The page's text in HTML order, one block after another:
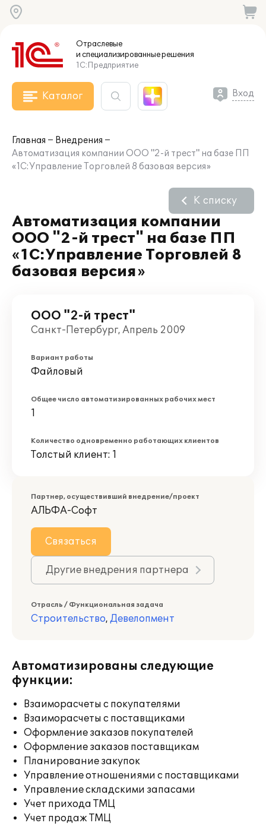
Отраслевые
и специализированныерешения
1С:Предприятие
Каталог Вход
Главная
Внедрения
Автоматизация компании ООО "2-й трест" на базе ПП
«1С:Управление Торговлей 8 базовая версия»
Автоматизация компании
ООО "2-й трест" на базе ПП
«1С:Управление Торговлей 8
базовая версия»
К списку
ООО "2-й трест"
Санкт-Петербург, Апрель 2009
Вариант работы
Файловый
Общее число автоматизированных рабочих мест
1
Количество одновременно работающих клиентов
Толстый клиент: 1
Партнер, осуществивший внедрение/проект
АЛЬФА-Софт
Связаться
Другие внедрения партнера
Отрасль / Функциональная задача
Строительство, Девелопмент
Автоматизированы следующие
функции:
Взаиморасчеты с покупателями
Взаиморасчеты с поставщиками
Оформление заказов покупателей
Оформление заказов поставщикам
Планирование закупок
Управление отношениями с поставщиками
Управление складскими запасами
Учет прихода ТМЦ
Учет продаж ТМЦ